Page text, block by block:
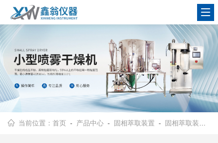
查看更多
当前位置：首页 - 产品中心 - 固相萃取装置 - 固相萃取装置（独立控制）